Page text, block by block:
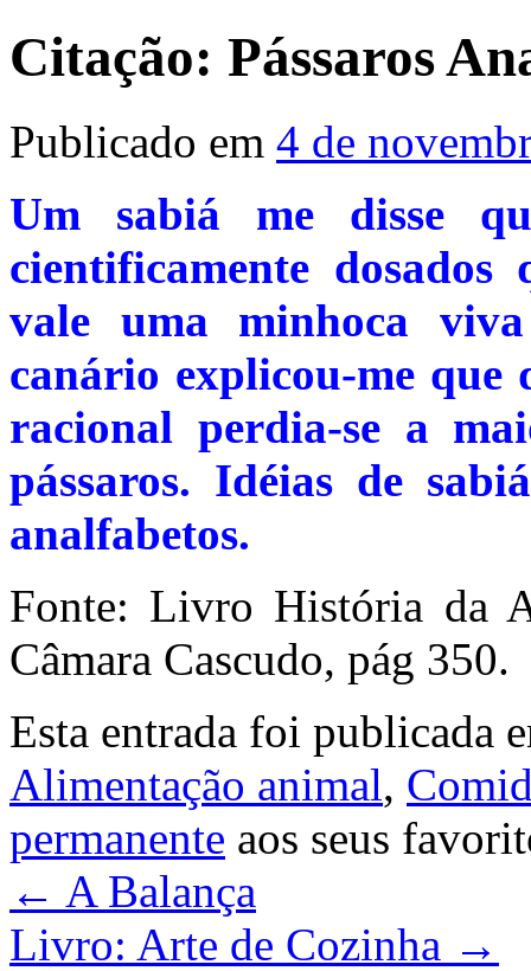
Citação: Pássaros
Publicado em 4 de
Um sabiá me disse
cientificamente
vale uma minhoca
canário explicou-me que
racional perdia-se a
pássaros. Idéias de
analfabetos.
Fonte: Livro História da
Câmara Cascudo, pág 350.
Esta entrada foi publicada
Alimentação animal,
permanente aos seus
← A Balança
Livro: Arte de Cozinha →